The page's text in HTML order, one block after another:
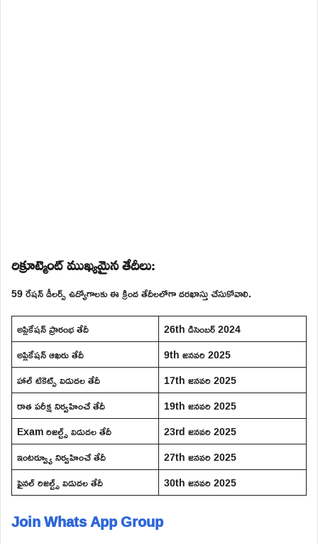
రిక్రూట్మెంట్ ముఖ్యమైన తేదీలు:
59 రేషన్ డీలర్స్ ఉద్యోగాలకు ఈ క్రింద తేదీలలోగా దరఖాస్తు చేసుకోవాలి.
అప్లికేషన్ ప్రారంభ తేదీ
26th డిసెంబర్ 2024
అప్లికేషన్ ఆఖరు తేదీ
9th జనవరి 2025
హాల్ టికెట్స్ విడుదల తేదీ
17th జనవరి 2025
రాత పరీక్ష నిర్వహించే తేదీ
19th జనవరి 2025
Exam రిజల్ట్స్ విడుదల తేదీ
23rd జనవరి 2025
ఇంటర్వ్యూ నిర్వహించే తేదీ
27th జనవరి 2025
ఫైనల్ రిజల్ట్స్ విడుదల తేదీ
30th జనవరి 2025
Join Whats App Group